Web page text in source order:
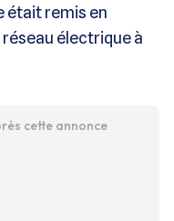
était remis en
électrique à
cette annonce